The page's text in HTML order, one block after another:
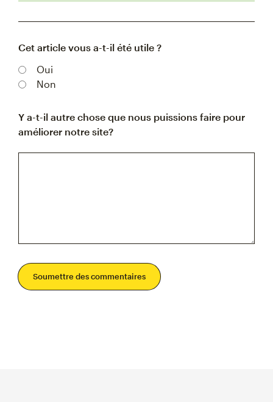
Cet article vous a-t-il été utile ?
Oui
Non
Y a-t-il autre chose que nous puissions faire pour
améliorer notre site?
Soumettre des commentaires